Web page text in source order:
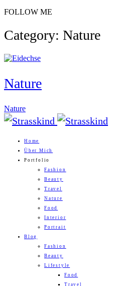
FOLLOW ME
Category: Nature
Nature
Nature
Home
Über Mich
Portfolio
Fashion
Beauty
Travel
Nature
Food
Interior
Portrait
Blog
Fashion
Beauty
Lifestyle
Food
Travel